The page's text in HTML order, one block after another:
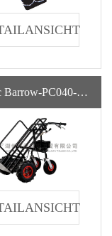
Electric Barrow-PC040-01 Fertigung Landwirtschaft Convenience Garden Tractor Construction Schubkarre